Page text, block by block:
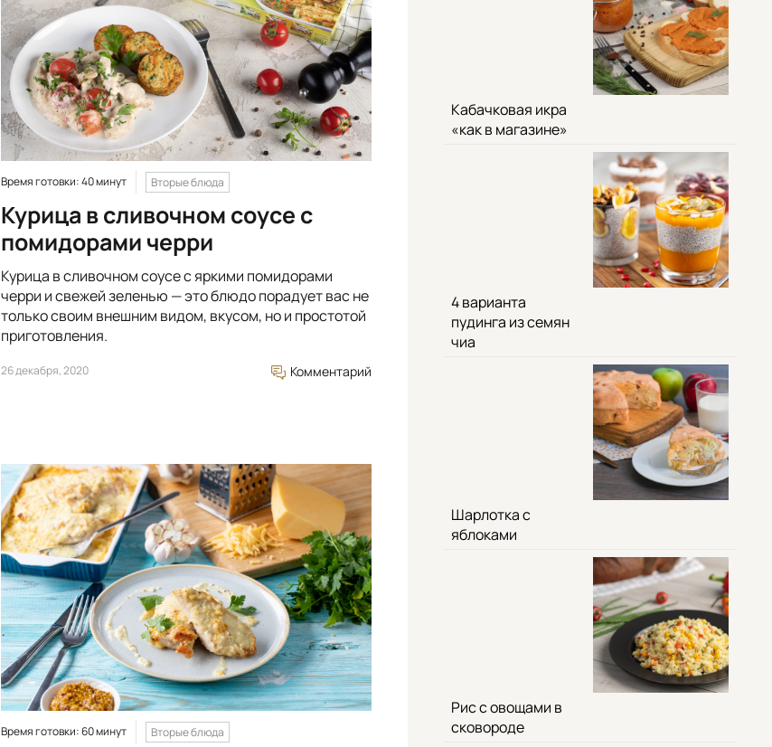
Время готовки: 40 минут Вторые блюда
Курица в сливочном соусе с
помидорами черри
Курица в сливочном соусе с яркими помидорами
черри и свежей зеленью — это блюдо порадует вас не
только своим внешним видом, вкусом, но и простотой
приготовления.
26 декабря, 2020 Комментарий
Время готовки: 60 минут Вторые блюда
Кабачковая икра
«как в магазине»
4 варианта
пудинга из семян
чиа
Шарлотка с
яблоками
Рис с овощами в
сковороде